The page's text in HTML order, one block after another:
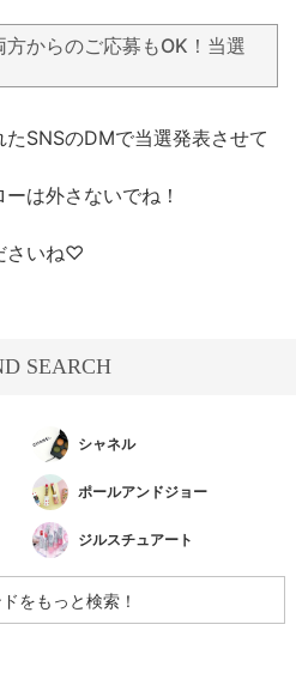
からのご応募もOK！当選
SNSのDMで当選発表させて
は外さないでね！
さいね♡
SEARCH
シャネル
ポールアンドジョー
ジルスチュアート
をもっと検索！